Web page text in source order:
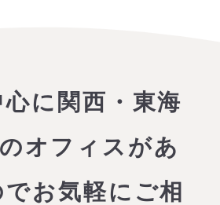
に関西・東海
オフィスがあ
でお気軽にご相